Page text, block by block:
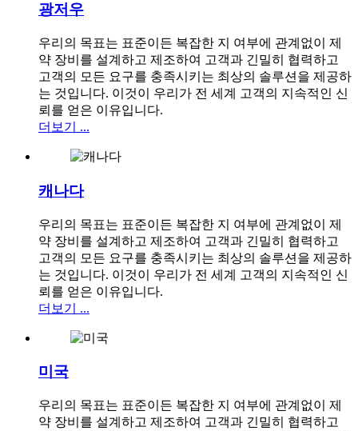
광저우
우리의 목표는 표준이든 복잡한 지 여부에 관계없이 제
약 장비를 설계하고 제조하여 고객과 긴밀히 협력하고
고객의 모든 요구를 충족시키는 최상의 솔루션을 제공하
는 것입니다. 이것이 우리가 전 세계 고객의 지속적인 신
뢰를 얻은 이유입니다.
더보기 ...
캐나다
우리의 목표는 표준이든 복잡한 지 여부에 관계없이 제
약 장비를 설계하고 제조하여 고객과 긴밀히 협력하고
고객의 모든 요구를 충족시키는 최상의 솔루션을 제공하
는 것입니다. 이것이 우리가 전 세계 고객의 지속적인 신
뢰를 얻은 이유입니다.
더보기 ...
미국
우리의 목표는 표준이든 복잡한 지 여부에 관계없이 제
약 장비를 설계하고 제조하여 고객과 긴밀히 협력하고